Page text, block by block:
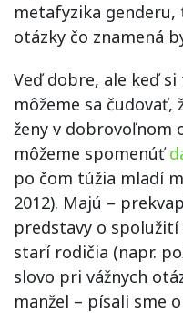
metafyzika genderu,
otázky čo znamená
Veď dobre, ale keď
môžeme sa čudovať,
ženy v dobrovoľnom
môžeme spomenúť
po čom túžia mladí
2012). Majú –
predstavy o spolužití
starí rodičia (napr.
slovo pri vážnych
manžel – písali sme